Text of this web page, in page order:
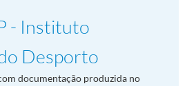
- Instituto
Desporto
documentação produzida no